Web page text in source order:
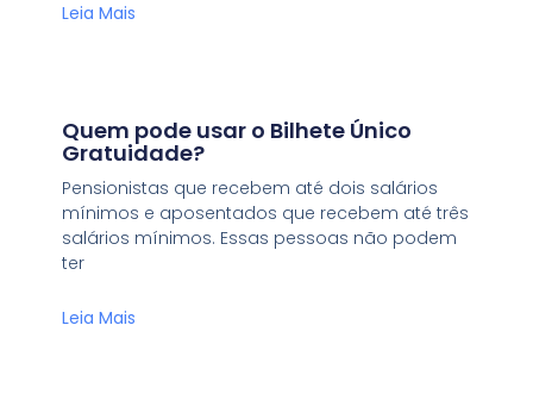
Leia Mais
Quem pode usar o Bilhete Único
Gratuidade?
Pensionistas que recebem até dois salários
mínimos e aposentados que recebem até três
salários mínimos. Essas pessoas não podem
ter
Leia Mais